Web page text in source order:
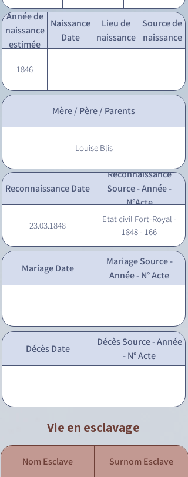
Année de
naissance
estimée
Naissance
Date
Lieu de
naissance
Source de
naissance
1846
Mère / Père / Parents
Louise Blis
Reconnaissance Date
Reconnaissance
Source - Année -
N°Acte
23.03.1848
Etat civil Fort-Royal -
1848 - 166
Mariage Date
Mariage Source -
Année - N° Acte
Décès Date
Décès Source - Année
- N° Acte
Vie en esclavage
Nom Esclave Surnom Esclave